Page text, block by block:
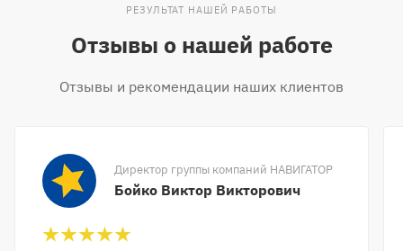
РЕЗУЛЬТАТ НАШЕЙ РАБОТЫ
Отзывы о нашей работе
Отзывы и рекомендации наших клиентов
Директор группы компаний НАВИГАТОР
Бойко Виктор Викторович